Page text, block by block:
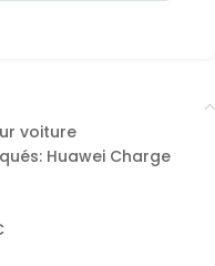
voiture
Huawei Charge